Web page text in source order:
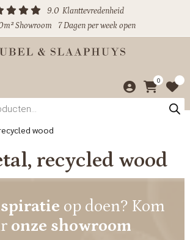
9.0 Klanttevredenheid
Showroom
7 Dagen per week open
0
wood
recycled wood
op doen? Kom
onze showroom